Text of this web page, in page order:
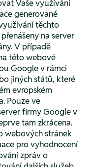
Vaše využívání
generované
těchto
na server
V případě
této webové
Google v rámci
jiných států, které
evropském
Pouze ve
firmy Google v
tam zkrácena.
webových stránek
pro vyhodnocení
zpráv o